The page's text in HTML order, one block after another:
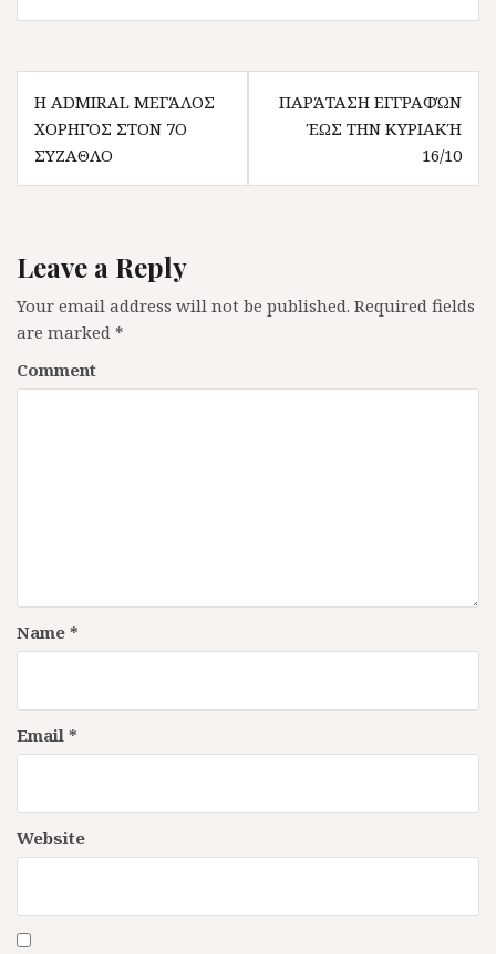
Post navigation
Η ADMIRAL ΜΕΓΆΛΟΣ
ΧΟΡΗΓΌΣ ΣΤΟΝ 7Ο
ΣΥΖΑΘΛΟ
ΠΑΡΆΤΑΣΗ ΕΓΓΡΑΦΏΝ
ΈΩΣ ΤΗΝ ΚΥΡΙΑΚΉ
16/10
Leave a Reply
Your email address will not be published. Required fields
are marked *
Comment
Name *
Email *
Website